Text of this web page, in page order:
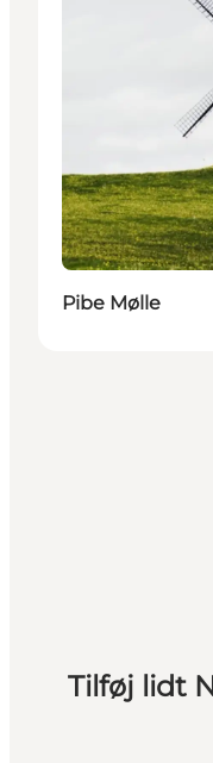
Pibe Mølle
Tilføj lidt